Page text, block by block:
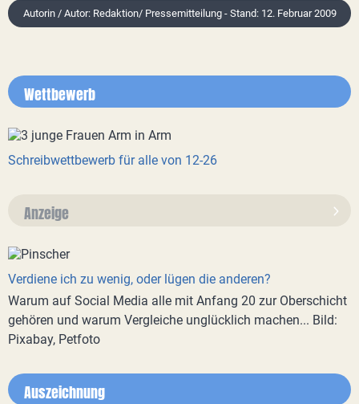
Autorin / Autor: Redaktion/ Pressemitteilung - Stand: 12. Februar 2009
Wettbewerb
Schreibwettbewerb für alle von 12-26
Anzeige
Verdiene ich zu wenig, oder lügen die anderen?
Warum auf Social Media alle mit Anfang 20 zur Oberschicht
gehören und warum Vergleiche unglücklich machen... Bild:
Pixabay, Petfoto
Auszeichnung